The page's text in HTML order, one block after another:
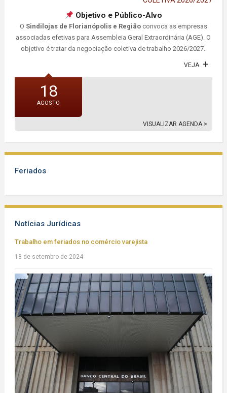
Objetivo e Público-Alvo
O Sindilojas de Florianópolis e Regiãoconvoca as empresas
associadas efetivas para Assembleia Geral Extraordinária (AGE). O
objetivo é tratar da negociação coletiva de trabalho 2026/2027.
VEJA
18
AGOSTO
VISUALIZAR AGENDA >
Feriados
Notícias Jurídicas
Trabalho em feriados no comércio varejista
18 de setembro de 2024